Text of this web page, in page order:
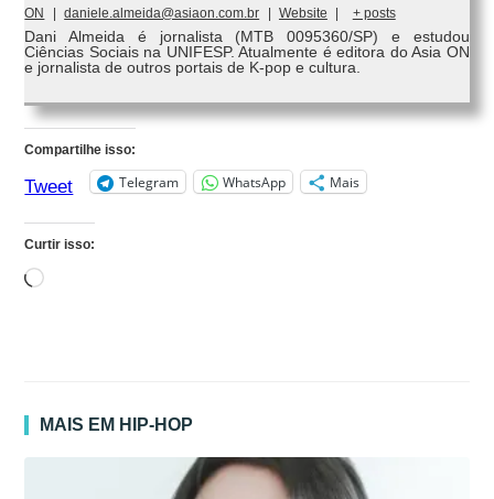
ON daniele.almeida@asiaon.com.br Website + posts
Dani Almeida é jornalista (MTB 0095360/SP) e estudou
Ciências Sociais na UNIFESP. Atualmente é editora do Asia ON
e jornalista de outros portais de K-pop e cultura.
Compartilhe isso:
Tweet Telegram WhatsApp Mais
Curtir isso:
Carregando...
MAIS EM HIP-HOP